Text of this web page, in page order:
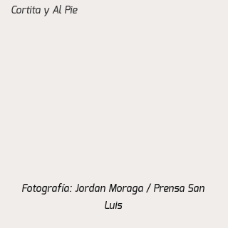
Cortita y Al Pie
Fotografía: Jordan Moraga / Prensa San
Luis